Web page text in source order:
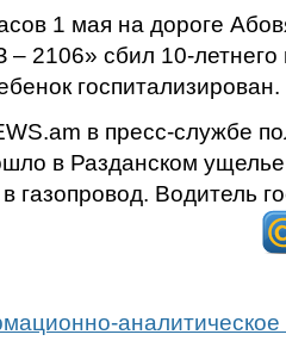
1 мая на дороге
2106» сбил 10-летнего
госпитализирован.
в пресс-службе
в Разданском
газопровод. Водитель
аналитическое